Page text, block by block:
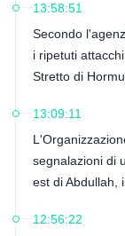
13:58:51
Secondo
i ripetuti
Stretto di
13:09:11
segnalazioni di
est di Abdullah,
12:56:22